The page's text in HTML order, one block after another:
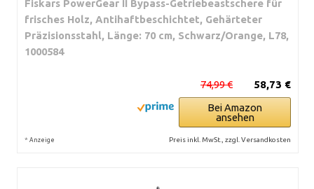
Fiskars PowerGear II Bypass-Getriebeastschere für
frisches Holz, Antihaftbeschichtet, Gehärteter
Präzisionsstahl, Länge: 70 cm, Schwarz/Orange, L78,
1000584
58,73 €
74,99 €
Bei Amazon
ansehen
* Anzeige Preis inkl. MwSt., zzgl. Versandkosten